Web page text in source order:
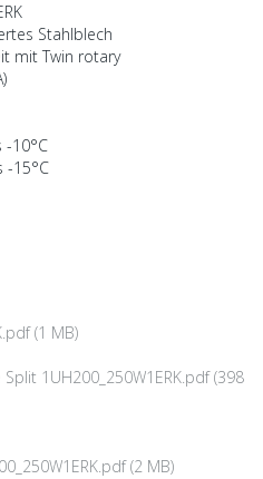
Stahlblech
mit Twin rotary
-10°C
-15°C
(1 MB)
1UH200_250W1ERK.pdf (398
(2 MB)